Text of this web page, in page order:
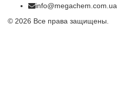
info@megachem.com.ua
© 2026 Все права защищены.